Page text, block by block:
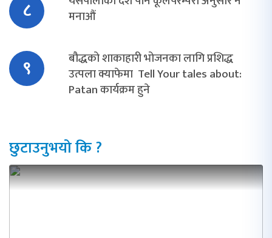
८
मनाऔं
९
बौद्धको शाकाहारी भोजनका लागि प्रशिद्ध
उत्पला क्याफेमा Tell Your tales about:
Patan कार्यक्रम हुने
छुटाउनुभयो कि ?